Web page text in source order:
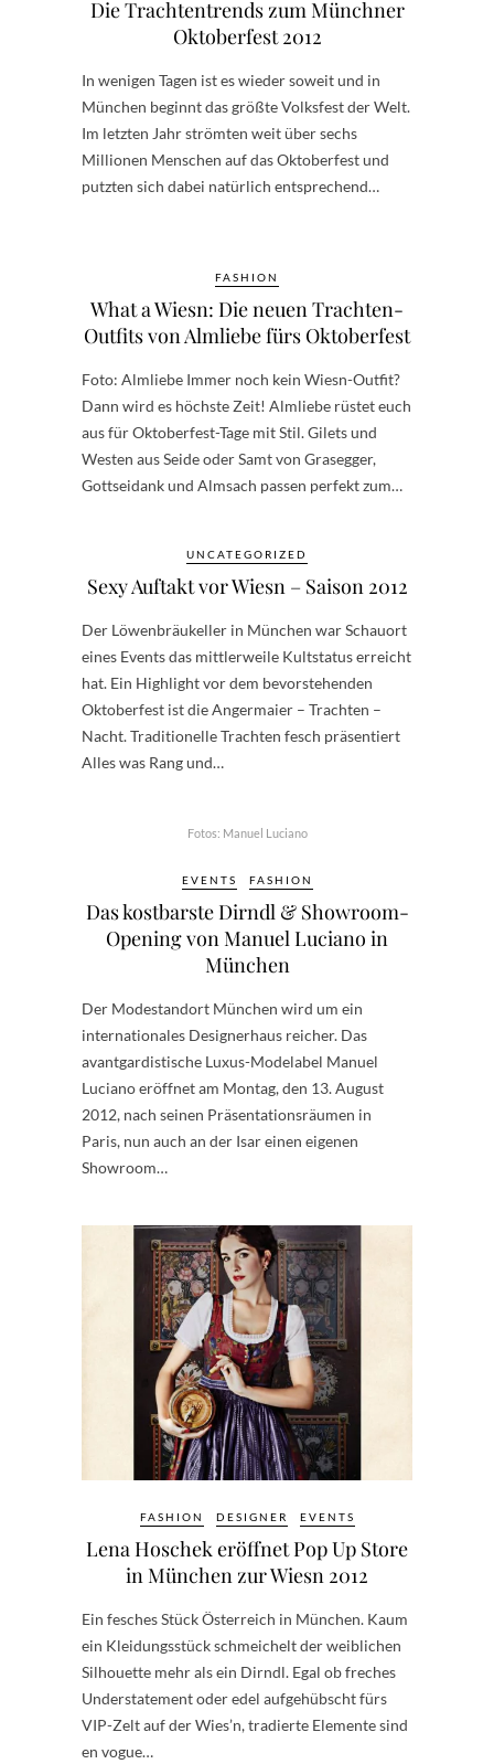
Die Trachtentrends zum Münchner
Oktoberfest 2012
In wenigen Tagen ist es wieder soweit und in
München beginnt das größte Volksfest der Welt.
Im letzten Jahr strömten weit über sechs
Millionen Menschen auf das Oktoberfest und
putzten sich dabei natürlich entsprechend…
FASHION
What a Wiesn: Die neuen Trachten-
Outfits von Almliebe fürs Oktoberfest
Foto: Almliebe Immer noch kein Wiesn-Outfit?
Dann wird es höchste Zeit! Almliebe rüstet euch
aus für Oktoberfest-Tage mit Stil. Gilets und
Westen aus Seide oder Samt von Grasegger,
Gottseidank und Almsach passen perfekt zum…
UNCATEGORIZED
Sexy Auftakt vor Wiesn – Saison 2012
Der Löwenbräukeller in München war Schauort
eines Events das mittlerweile Kultstatus erreicht
hat. Ein Highlight vor dem bevorstehenden
Oktoberfest ist die Angermaier – Trachten –
Nacht. Traditionelle Trachten fesch präsentiert
Alles was Rang und…
Fotos: Manuel Luciano
EVENTS FASHION
Das kostbarste Dirndl & Showroom-
Opening von Manuel Luciano in
München
Der Modestandort München wird um ein
internationales Designerhaus reicher. Das
avantgardistische Luxus-Modelabel Manuel
Luciano eröffnet am Montag, den 13. August
2012, nach seinen Präsentationsräumen in
Paris, nun auch an der Isar einen eigenen
Showroom…
FASHION DESIGNER EVENTS
Lena Hoschek eröffnet Pop Up Store
in München zur Wiesn 2012
Ein fesches Stück Österreich in München. Kaum
ein Kleidungsstück schmeichelt der weiblichen
Silhouette mehr als ein Dirndl. Egal ob freches
Understatement oder edel aufgehübscht fürs
VIP-Zelt auf der Wies’n, tradierte Elemente sind
en vogue…